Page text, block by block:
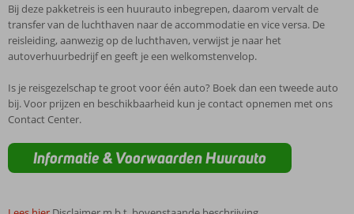
Bij deze pakketreis is een huurauto inbegrepen, daarom vervalt de
transfer van de luchthaven naar de accommodatie en vice versa. De
reisleiding, aanwezig op de luchthaven, verwijst je naar het
autoverhuurbedrijf en geeft je een welkomstenvelop.
Is je reisgezelschap te groot voor één auto? Boek dan een tweede auto
bij. Voor prijzen en beschikbaarheid kun je contact opnemen met ons
Contact Center.
Informatie & Voorwaarden Huurauto